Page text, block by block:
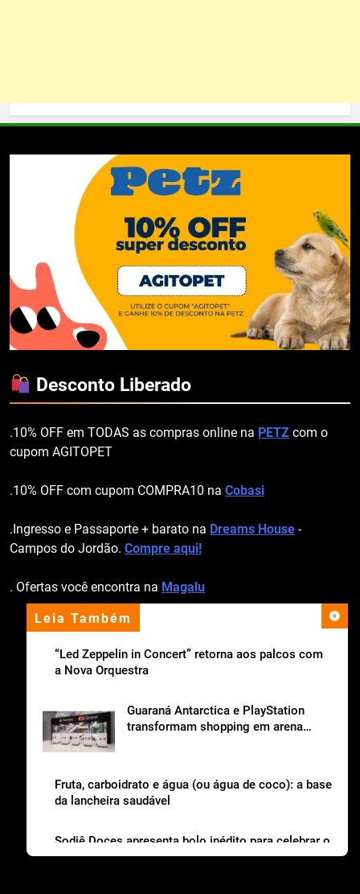
Leia Também
“Led Zeppelin in Concert” retorna aos palcos com
a Nova Orquestra
Guaraná Antarctica e PlayStation
transformam shopping em arena
Fruta, carboidrato e água (ou água de coco): a base
da lancheira saudável
Sodiê Doces apresenta bolo inédito para celebrar o
Dia dos Pais
Desconto Liberado
.10% OFF em TODAS as compras online na PETZ com o
cupom AGITOPET
.10% OFF com cupom COMPRA10 na Cobasi
.Ingresso e Passaporte + barato na Dreams House -
Campos do Jordão. Compre aqui!
. Ofertas você encontra na Magalu
apoio institucional